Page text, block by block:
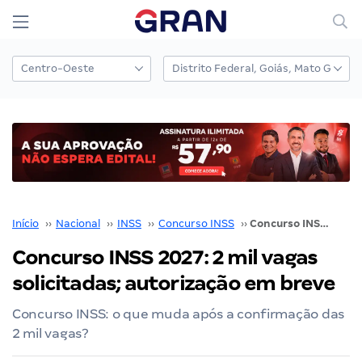
Início ›› Nacional ›› INSS ›› Concurso INSS ›› Concurso INSS 2027: 2 mil vagas solicitadas; autorização em breve
Concurso INSS 2027: 2 mil vagas
solicitadas; autorização em breve
Concurso INSS: o que muda após a confirmação das
2 mil vagas?